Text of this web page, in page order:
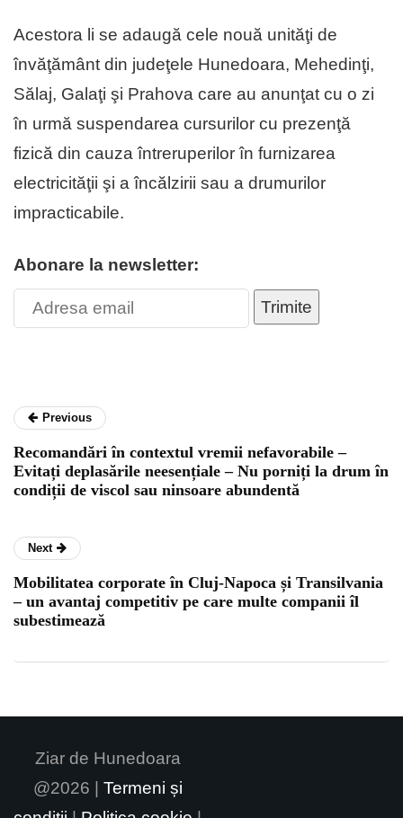
Acestora li se adaugă cele nouă unităţi de
învăţământ din judeţele Hunedoara, Mehedinţi,
Sălaj, Galaţi şi Prahova care au anunţat cu o zi
în urmă suspendarea cursurilor cu prezenţă
fizică din cauza întreruperilor în furnizarea
electricităţii şi a încălzirii sau a drumurilor
impracticabile.
Abonare la newsletter:
Trimite
Previous
Recomandări în contextul vremii nefavorabile –
Evitați deplasările neesențiale – Nu porniți la drum în
condiții de viscol sau ninsoare abundentă
Next
Mobilitatea corporate în Cluj-Napoca și Transilvania
– un avantaj competitiv pe care multe companii îl
subestimează
Ziar de Hunedoara
@2026 | Termeni și